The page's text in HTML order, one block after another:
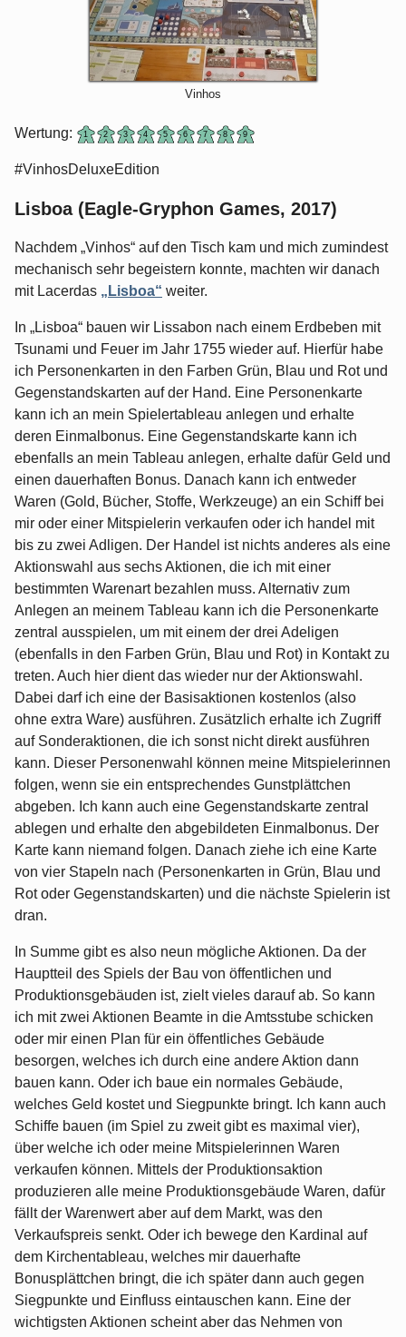
Vinhos
Wertung:
#VinhosDeluxeEdition
Lisboa (Eagle-Gryphon Games, 2017)
Nachdem „Vinhos“ auf den Tisch kam und mich zumindest
mechanisch sehr begeistern konnte, machten wir danach
mit Lacerdas „Lisboa“ weiter.
In „Lisboa“ bauen wir Lissabon nach einem Erdbeben mit
Tsunami und Feuer im Jahr 1755 wieder auf. Hierfür habe
ich Personenkarten in den Farben Grün, Blau und Rot und
Gegenstandskarten auf der Hand. Eine Personenkarte
kann ich an mein Spielertableau anlegen und erhalte
deren Einmalbonus. Eine Gegenstandskarte kann ich
ebenfalls an mein Tableau anlegen, erhalte dafür Geld und
einen dauerhaften Bonus. Danach kann ich entweder
Waren (Gold, Bücher, Stoffe, Werkzeuge) an ein Schiff bei
mir oder einer Mitspielerin verkaufen oder ich handel mit
bis zu zwei Adligen. Der Handel ist nichts anderes als eine
Aktionswahl aus sechs Aktionen, die ich mit einer
bestimmten Warenart bezahlen muss. Alternativ zum
Anlegen an meinem Tableau kann ich die Personenkarte
zentral ausspielen, um mit einem der drei Adeligen
(ebenfalls in den Farben Grün, Blau und Rot) in Kontakt zu
treten. Auch hier dient das wieder nur der Aktionswahl.
Dabei darf ich eine der Basisaktionen kostenlos (also
ohne extra Ware) ausführen. Zusätzlich erhalte ich Zugriff
auf Sonderaktionen, die ich sonst nicht direkt ausführen
kann. Dieser Personenwahl können meine Mitspielerinnen
folgen, wenn sie ein entsprechendes Gunstplättchen
abgeben. Ich kann auch eine Gegenstandskarte zentral
ablegen und erhalte den abgebildeten Einmalbonus. Der
Karte kann niemand folgen. Danach ziehe ich eine Karte
von vier Stapeln nach (Personenkarten in Grün, Blau und
Rot oder Gegenstandskarten) und die nächste Spielerin ist
dran.
In Summe gibt es also neun mögliche Aktionen. Da der
Hauptteil des Spiels der Bau von öffentlichen und
Produktionsgebäuden ist, zielt vieles darauf ab. So kann
ich mit zwei Aktionen Beamte in die Amtsstube schicken
oder mir einen Plan für ein öffentliches Gebäude
besorgen, welches ich durch eine andere Aktion dann
bauen kann. Oder ich baue ein normales Gebäude,
welches Geld kostet und Siegpunkte bringt. Ich kann auch
Schiffe bauen (im Spiel zu zweit gibt es maximal vier),
über welche ich oder meine Mitspielerinnen Waren
verkaufen können. Mittels der Produktionsaktion
produzieren alle meine Produktionsgebäude Waren, dafür
fällt der Warenwert aber auf dem Markt, was den
Verkaufspreis senkt. Oder ich bewege den Kardinal auf
dem Kirchentableau, welches mir dauerhafte
Bonusplättchen bringt, die ich später dann auch gegen
Siegpunkte und Einfluss eintauschen kann. Eine der
wichtigsten Aktionen scheint aber das Nehmen von